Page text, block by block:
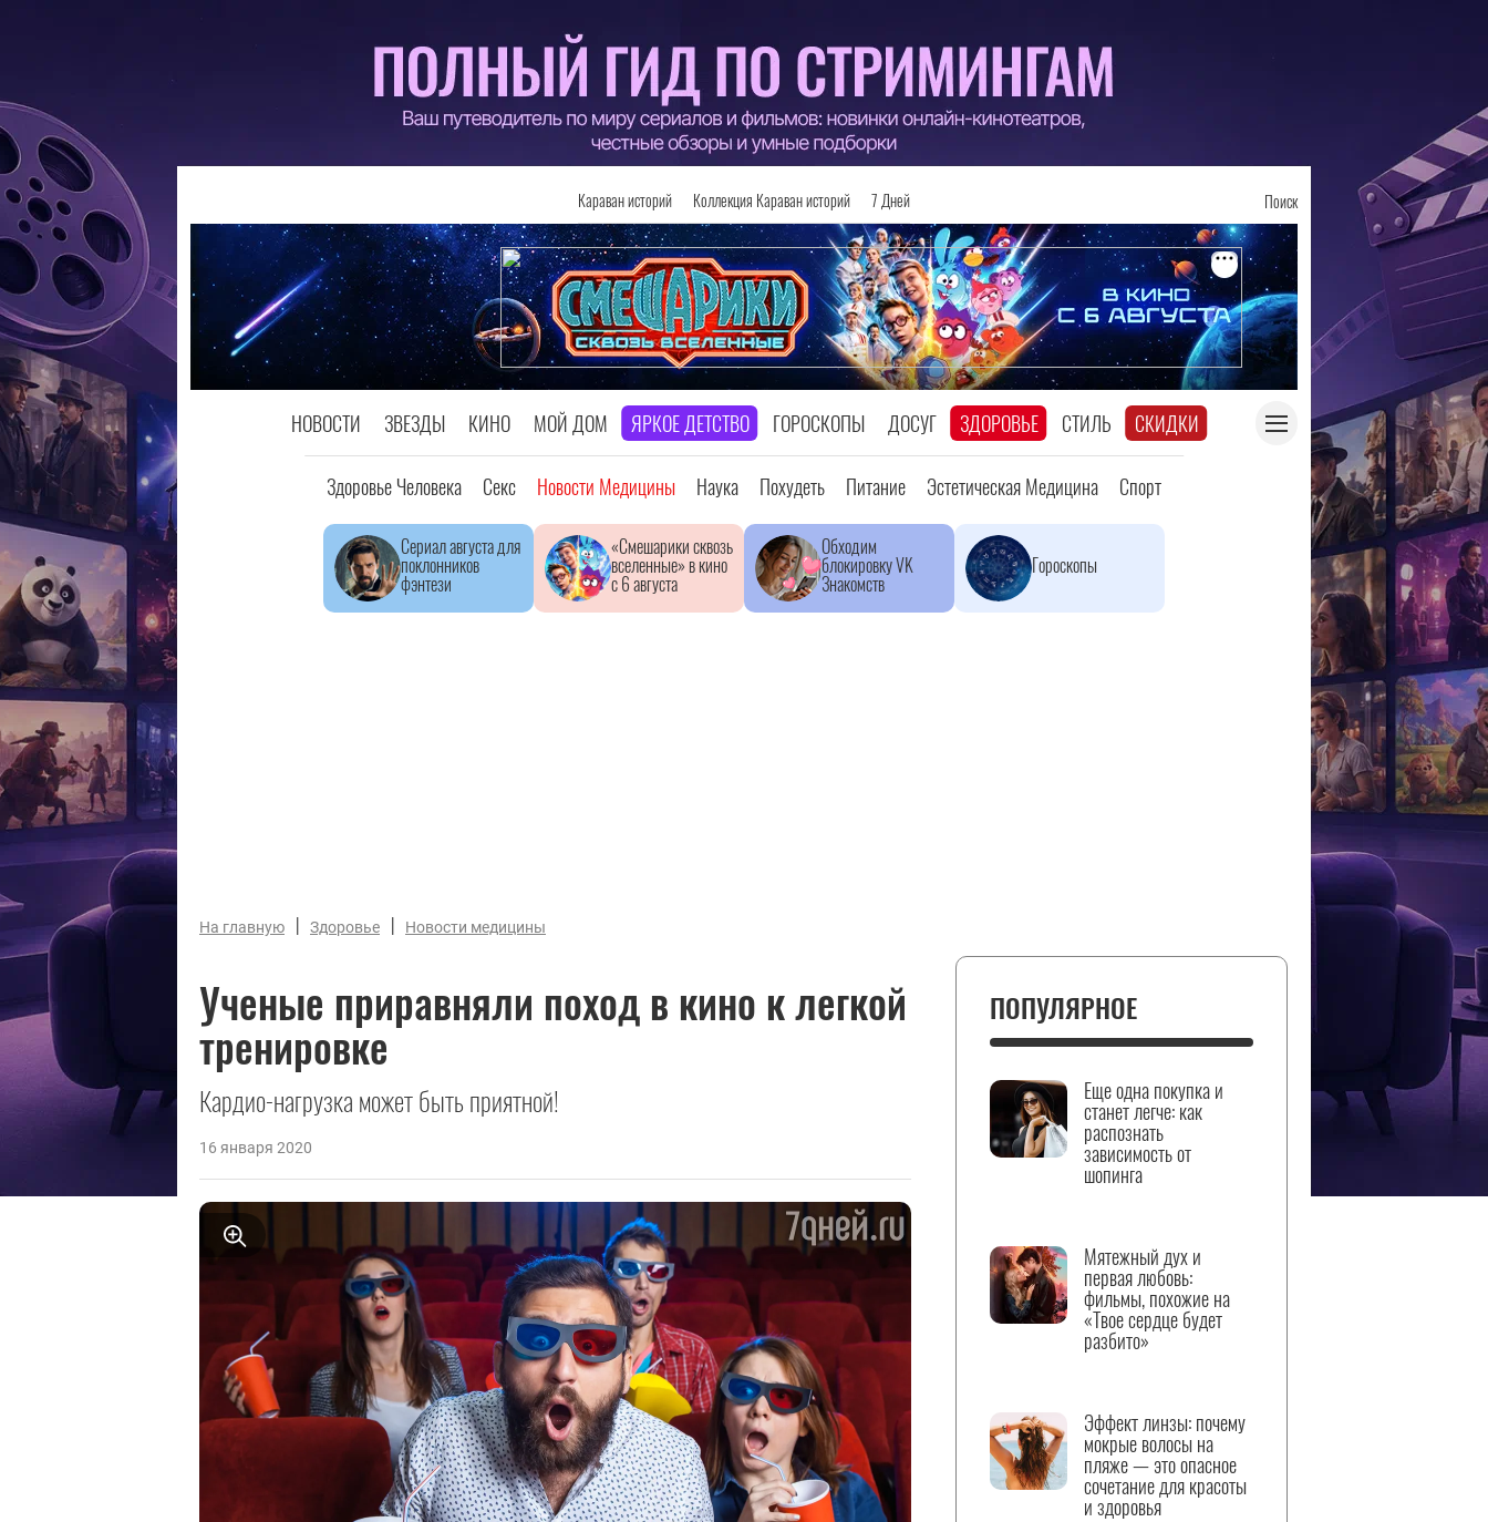
Караван историй Коллекция Караван историй 7 Дней Поиск
НОВОСТИ ЗВЕЗДЫ КИНО МОЙ ДОМ ЯРКОЕ ДЕТСТВО ГОРОСКОПЫ ДОСУГ ЗДОРОВЬЕ СТИЛЬ СКИДКИ
Здоровье Человека Секс Новости Медицины Наука Похудеть Питание Эстетическая Медицина Спорт
Сериал августа для
поклонников
фэнтези
«Смешарики сквозь
вселенные» в кино
с 6 августа
Обходим
блокировку VK
Знакомств
Гороскопы
На главную | Здоровье | Новости медицины
Ученые приравняли поход в кино к легкой
тренировке
Кардио-нагрузка может быть приятной!
16 января 2020
ПОПУЛЯРНОЕ
Еще одна покупка и
станет легче: как
распознать
зависимость от
шопинга
Мятежный дух и
первая любовь:
фильмы, похожие на
«Твое сердце будет
разбито»
Эффект линзы: почему
мокрые волосы на
пляже — это опасное
сочетание для красоты
и здоровья